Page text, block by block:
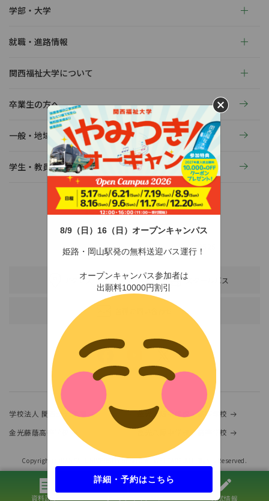
8/9（日）16（日）オープンキャンパス
姫路・岡山駅発の無料送迎バス運行！
オープンキャンパス参加者は
出願料10000円割引
詳細・予約はこちら
資料請求 入試情報
学部・大学
就職・進路情報
関西福祉大学について
卒業生の方へ
一般・地域の方へ
学生・教員の活動
〒678-0255 兵庫県赤穂市新田380-3
TEL：0791-46-2525（代）FAX：0791-46-2526
アクセス スクールバス
学校法人 関西金光学園
金光大阪中学校・高等学校
金光藤蔭高等学校
金光八尾中学校・高等学校
Copyright(c)KANSAI UNIVERSITY of SOCIAL WELFARE.ALL Rights Reserved.